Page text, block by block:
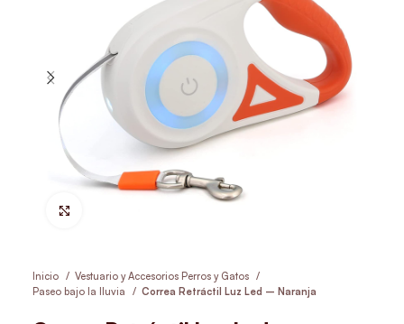
Inicio
Vestuario y Accesorios Perros y Gatos
Paseo bajo la lluvia
Correa Retráctil Luz Led – Naranja